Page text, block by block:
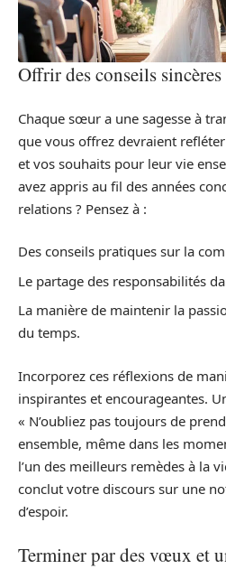
Offrir des conseils sincères
Chaque sœur a une sagesse à
que vous offrez devraient
et vos souhaits pour leur vie
avez appris au fil des années
relations ? Pensez à :
Des conseils pratiques sur la
Le partage des responsabilités
La manière de maintenir la
du temps.
Incorporez ces réflexions de
inspirantes et encourageantes.
« N’oubliez pas toujours de
ensemble, même dans les
l’un des meilleurs remèdes à la
conclut votre discours sur une
d’espoir.
Terminer par des vœux et